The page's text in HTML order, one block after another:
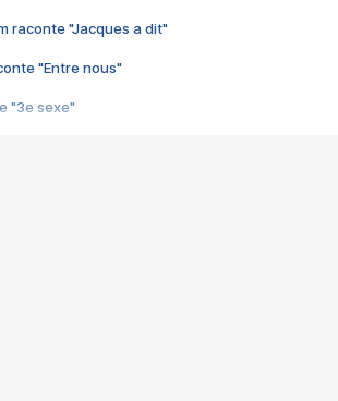
raconte "Jacques a dit"
"Entre nous"
"3e sexe"